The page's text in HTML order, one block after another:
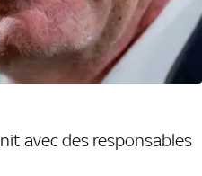
avec des responsables